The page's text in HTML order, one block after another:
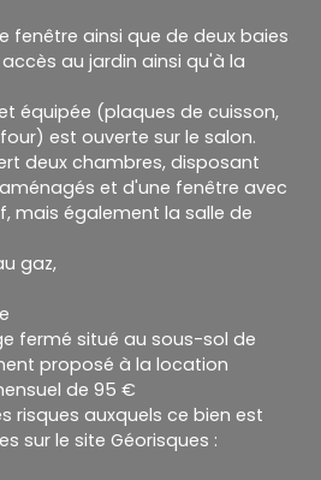
fenêtre ainsi que de deux baies
au jardin ainsi qu'à la
équipée (plaques de cuisson,
est ouverte sur le salon.
deux chambres, disposant
et d'une fenêtre avec
mais également la salle de
gaz,
fermé situé au sous-sol de
proposé à la location
de 95 €
risques auxquels ce bien est
sur le site Géorisques :